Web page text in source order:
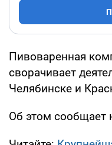
Пивоваренная
сворачивает
Челябинске и
Об этом сообщает